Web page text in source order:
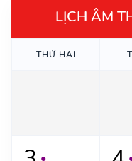
LỊCH ÂM
THỨ HAI